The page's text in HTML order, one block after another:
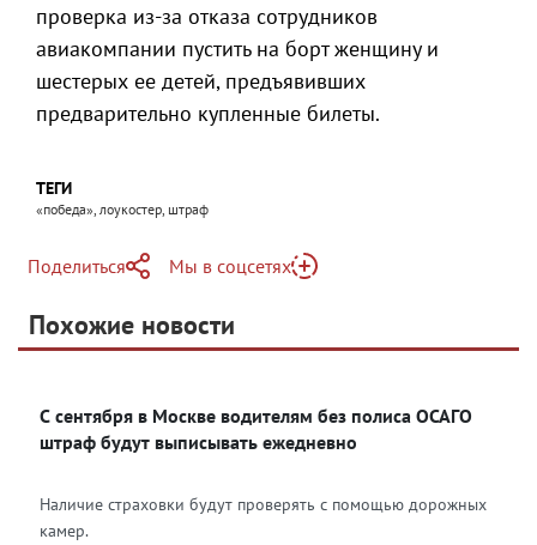
проверка из-за отказа сотрудников
авиакомпании пустить на борт женщину и
шестерых ее детей, предъявивших
предварительно купленные билеты.
ТЕГИ
«победа», лоукостер, штраф
Поделиться
Telegram
Одноклассники
Мы в соцсетях
Яндекс Дзен
Похожие новости
С сентября в Москве водителям без полиса ОСАГО
штраф будут выписывать ежедневно
Наличие страховки будут проверять с помощью дорожных
камер.